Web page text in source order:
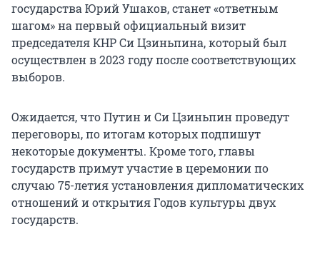
государства Юрий Ушаков, станет «ответным
шагом» на первый официальный визит
председателя КНР Си Цзиньпина, который был
осуществлен в 2023 году после соответствующих
выборов.
Ожидается, что Путин и Си Цзиньпин проведут
переговоры, по итогам которых подпишут
некоторые документы. Кроме того, главы
государств примут участие в церемонии по
случаю 75-летия установления дипломатических
отношений и открытия Годов культуры двух
государств.